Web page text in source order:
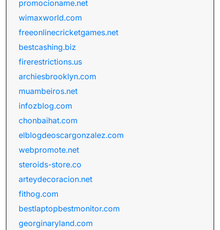
promocioname.net
wimaxworld.com
freeonlinecricketgames.net
bestcashing.biz
firerestrictions.us
archiesbrooklyn.com
muambeiros.net
infozblog.com
chonbaihat.com
elblogdeoscargonzalez.com
webpromote.net
steroids-store.co
arteydecoracion.net
fithog.com
bestlaptopbestmonitor.com
georginaryland.com